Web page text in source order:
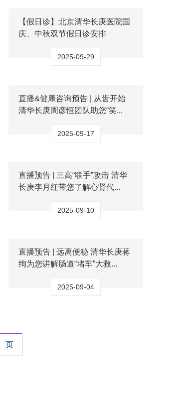
【假日诊】北京清华长庚医院国
庆、中秋双节假日诊安排
2025-09-29
直播&健康咨询预告 | 从齿开始
清华长庚周彦恒团队助您“笑...
2025-09-17
直播预告 | 三高“联手”攻击 清华
长庚李月红带您了解心肾代...
2025-09-10
直播预告 | 远离便秘 清华长庚蒋
绚为您讲解肠道“堵车”大救...
2025-09-04
页